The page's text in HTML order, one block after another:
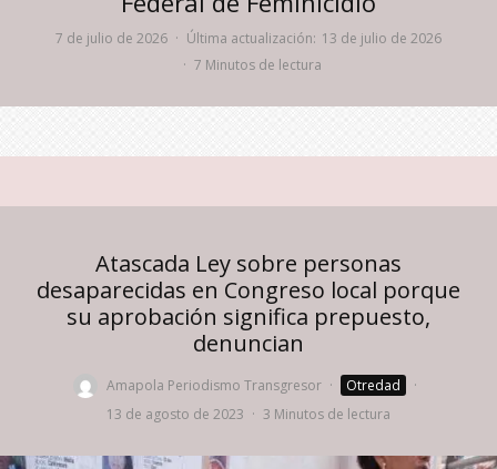
7 de julio de 2026 · Última actualización: 13 de julio de 2026
· 7 Minutos de lectura
Atascada Ley sobre personas
desaparecidas en Congreso local porque
su aprobación significa prepuesto,
denuncian
Amapola Periodismo Transgresor · Otredad
·
13 de agosto de 2023 · 3 Minutos de lectura